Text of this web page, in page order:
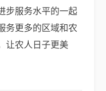
步服务水平的一起
务更多的区域和农
让农人日子更美